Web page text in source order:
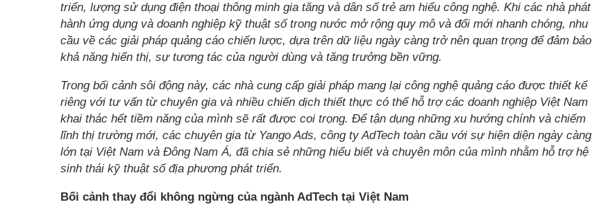
triển, lượng sử dụng điện thoại thông minh gia tăng và dân số trẻ am hiểu công nghệ. Khi các nhà phát
hành ứng dụng và doanh nghiệp kỹ thuật số trong nước mở rộng quy mô và đổi mới nhanh chóng, nhu
cầu về các giải pháp quảng cáo chiến lược, dựa trên dữ liệu ngày càng trở nên quan trọng để đảm bảo
khả năng hiển thị, sự tương tác của người dùng và tăng trưởng bền vững.
Trong bối cảnh sôi động này, các nhà cung cấp giải pháp mang lại công nghệ quảng cáo được thiết kế
riêng với tư vấn từ chuyên gia và nhiều chiến dịch thiết thực có thể hỗ trợ các doanh nghiệp Việt Nam
khai thác hết tiềm năng của mình sẽ rất được coi trọng. Để tận dụng những xu hướng chính và chiếm
lĩnh thị trường mới, các chuyên gia từ Yango Ads, công ty AdTech toàn cầu với sự hiện diện ngày càng
lớn tại Việt Nam và Đông Nam Á, đã chia sẻ những hiểu biết và chuyên môn của mình nhằm hỗ trợ hệ
sinh thái kỹ thuật số địa phương phát triển.
Bối cảnh thay đổi không ngừng của ngành AdTech tại Việt Nam